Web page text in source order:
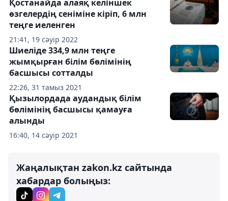
21:41, 19 сәуір 2022
Қостанайда алаяқ келіншек
өзгелердің сеніміне кіріп, 6 млн
теңге иеленген
22:26, 31 тамыз 2021
Шиеліде 334,9 млн теңге
жымқырған білім бөлімінің
басшысы сотталды
16:40, 14 сәуір 2021
Қызылордада аудандық білім
бөлімінің басшысы қамауға
алынды
Жаңалықтан zakon.kz сайтында
хабардар болыңыз: